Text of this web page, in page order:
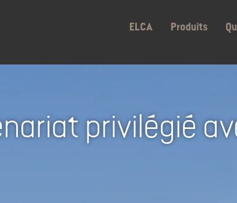
ELCA Produits
privilégié